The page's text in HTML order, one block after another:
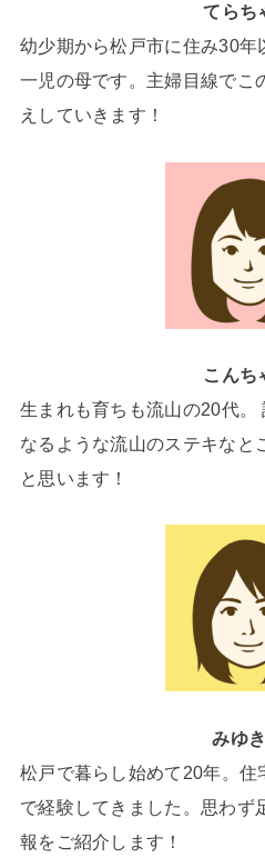
てらち
幼少期から松戸市に住み30年
一児の母です。主婦目線でこ
えしていきます！
こんち
生まれも育ちも流山の20代。
なるような流山のステキなと
と思います！
みゆ
松戸で暮らし始めて20年。
で経験してきました。思わず
報をご紹介します！